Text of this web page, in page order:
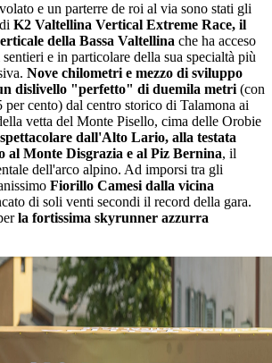
e un parterre de roi al via sono stati gli
K2 Valtellina Vertical Extreme Race, il
della Bassa Valtellina che ha acceso
e in particolare della sua specialtà più
Nove chilometri e mezzo di sviluppo
dislivello "perfetto" di duemila metri (con
per cento) dal centro storico di Talamona ai
vetta del Monte Pisello, cima delle Orobie
dall'Alto Lario, alla testata
al Monte Disgrazia e al Piz Bernina, il
dell'arco alpino. Ad imporsi tra gli
Fiorillo Camesi dalla vicina
di soli venti secondi il record della gara.
la fortissima skyrunner azzurra